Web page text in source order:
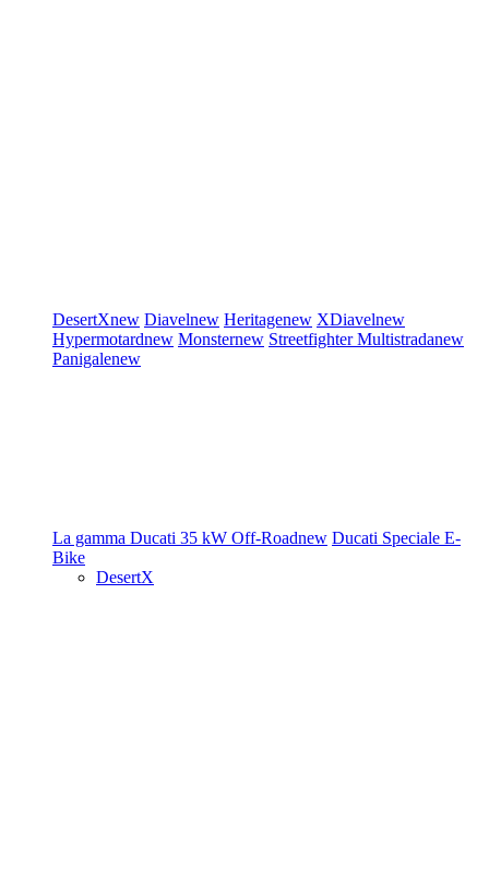
DesertXnew Diavelnew Heritagenew XDiavelnew
Hypermotardnew Monsternew StreetfighterMultistradanew
Panigalenew
La gamma Ducati 35 kW Off-Roadnew Ducati Speciale E-
Bike
DesertX